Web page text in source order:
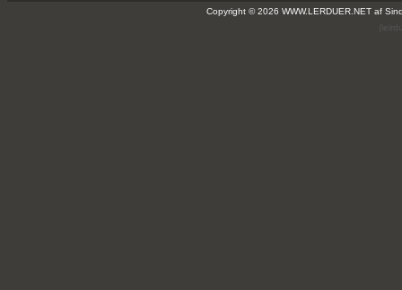
Copyright © 2026 WWW.LERDUER.NET af